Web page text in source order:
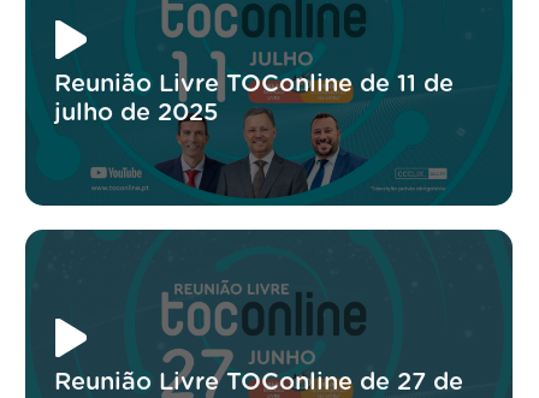
Reunião Livre TOConline de 11 de
julho de 2025
Reunião Livre TOConline de 27 de